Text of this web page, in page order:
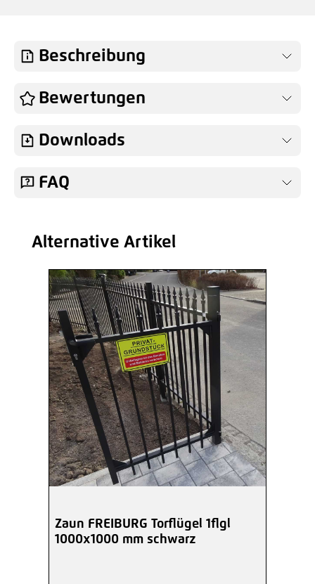
Beschreibung
Bewertungen
Downloads
FAQ
Produktgalerie überspringen
Alternative Artikel
Zaun FREIBURG Torflügel 1flgl
1000x1000 mm schwarz